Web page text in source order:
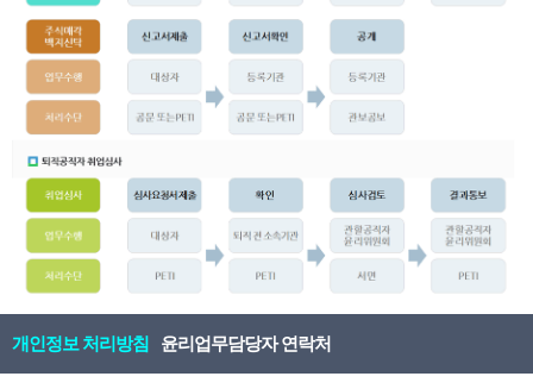
개인정보 처리방침 윤리업무담당자 연락처